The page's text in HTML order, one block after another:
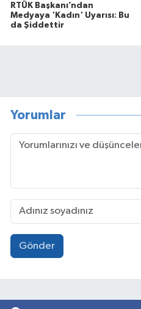
RTÜK Başkanı’ndan
Medyaya 'Kadın' Uyarısı: Bu
da Şiddettir
Yorumlar
Gönder